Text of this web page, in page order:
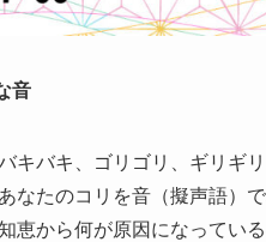
音
キバキ、ゴリゴリ、ギリギ
なたのコリを音（擬声語）
恵から何が原因になってい